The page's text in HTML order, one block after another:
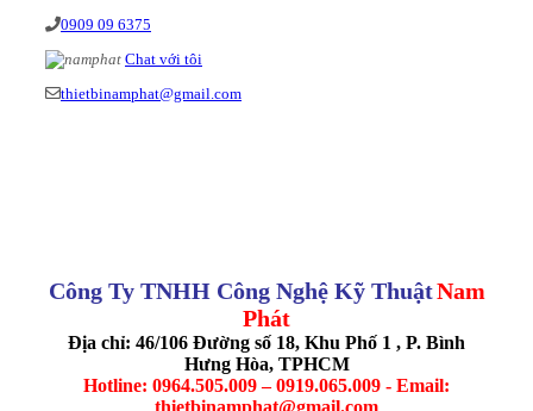
0909 09 6375
Chat với tôi
thietbinamphat@gmail.com
Công Ty TNHH Công Nghệ Kỹ ThuậtNam
Phát
Địa chỉ: 46/106 Đường số 18, Khu Phố 1 , P. Bình
Hưng Hòa, TPHCM
Hotline: 0964.505.009 – 0919.065.009 - Email:
thietbinamphat@gmail.com